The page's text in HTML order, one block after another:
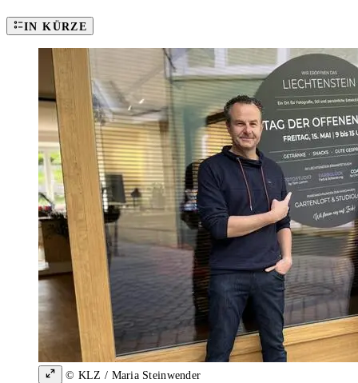
IN KÜRZE
© KLZ / Maria Steinwender